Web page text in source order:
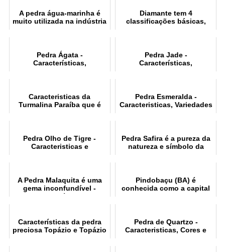
A pedra água-marinha é
muito utilizada na indústria
Diamante tem 4
classificações básicas,
Pedra Ágata -
Características,
Pedra Jade -
Características,
Caracteristicas da
Turmalina Paraíba que é
Pedra Esmeralda -
Caracteristicas, Variedades
Pedra Olho de Tigre -
Caracteristicas e
Pedra Safira é a pureza da
natureza e símbolo da
A Pedra Malaquita é uma
gema inconfundível -
Características
Pindobaçu (BA) é
conhecida como a capital
Características da pedra
preciosa Topázio e Topázio
Pedra de Quartzo -
Caracteristicas, Cores e